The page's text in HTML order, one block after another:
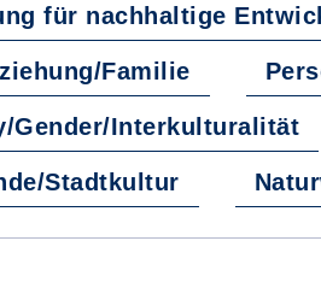
für nachhaltige
Familie
Gender/Interkulturalität
Stadtkultur